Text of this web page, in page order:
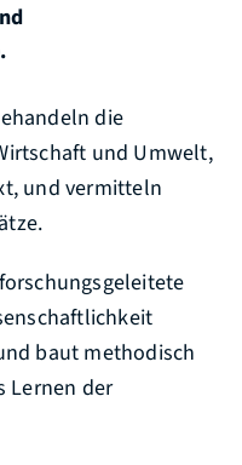
.
die
und Umwelt,
und vermitteln
baut methodisch
Lernen der